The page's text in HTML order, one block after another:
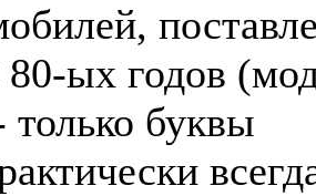
80-ых годов
только буквы